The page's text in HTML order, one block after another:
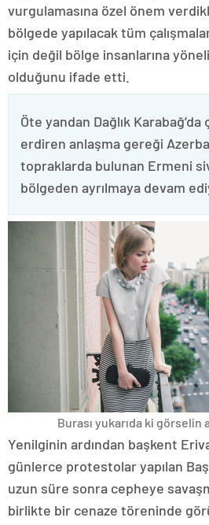
vurgulamasına özel önem
bölgede yapılacak tüm
için değil bölge insanlarına
olduğunu ifade etti.
Öte yandan Dağlık Karabağ’da
erdiren anlaşma gereği
topraklarda bulunan Ermeni
bölgeden ayrılmaya devam
Burası yukarıda ki görselin
Yenilginin ardından başkent
günlerce protestolar yapılan
uzun süre sonra cepheye
birlikte bir cenaze töreninde